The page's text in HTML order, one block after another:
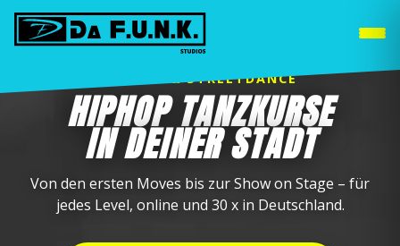
WEITERE STANDORTE »
HIPHOP & STREETDANCE
HIPHOP TANZKURSE
IN DEINER STADT
Von den ersten Moves bis zur Show on Stage – für
jedes Level, online und 30 x in Deutschland.